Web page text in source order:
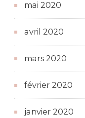
mai 2020
avril 2020
mars 2020
février 2020
janvier 2020